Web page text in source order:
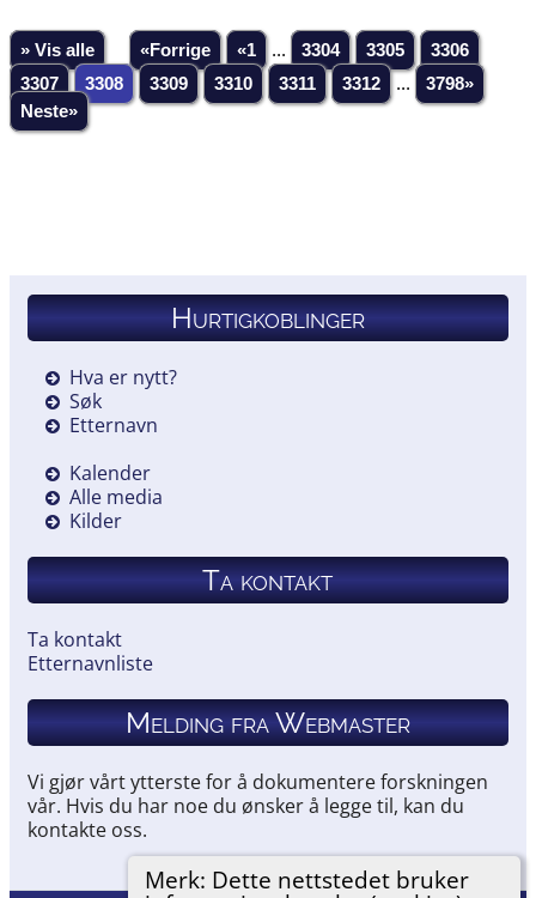
Merk: Dette nettstedet bruker
» Vis alle «Forrige «1 ... 3304 3305
3306
3307
3308 3309 3310 3311 3312 ...
3798»
Neste»
Hurtigkoblinger
Hva er nytt?
Søk
Etternavn
Kalender
Alle media
Kilder
Ta kontakt
Ta kontakt
Etternavnliste
Melding fra Webmaster
Vi gjør vårt ytterste for å dokumentere forskningen
vår. Hvis du har noe du ønsker å legge til, kan du
kontakte oss.